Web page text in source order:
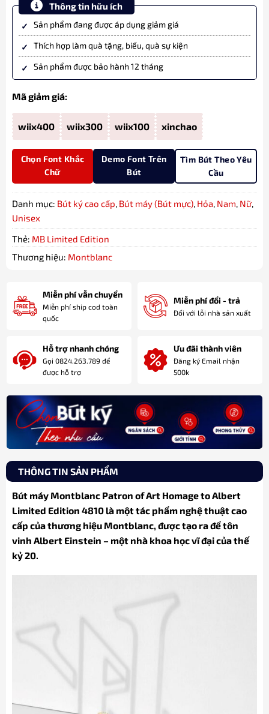
Thông tin hữu ích
Sản phẩm đang được áp dụng giảm giá
Thích hợp làm quà tặng, biếu, quà sự kiện
Sản phẩm được bảo hành 12 tháng
Mã giảm giá:
wiix400 wiix300 wiix100 xinchao
Chọn Font Khắc
Chữ
Demo Font Trên
Bút
Tìm Bút Theo Yêu
Cầu
Danh mục: Bút ký cao cấp, Bút máy (Bút mực), Hỏa, Nam, Nữ,
Unisex
Thẻ: MB Limited Edition
Thương hiệu: Montblanc
Miễn phí vẫn chuyển
Miễn phí ship cod toàn
quốc
Miễn phí đổi - trả
Đối với lỗi nhà sản xuất
Hỗ trợ nhanh chóng
Gọi 0824.263.789 để
được hỗ trợ
Ưu đãi thành viên
Đăng ký Email nhận
500k
THÔNG TIN SẢN PHẨM
Bút máy Montblanc Patron of Art Homage to Albert
Limited Edition 4810 là một tác phẩm nghệ thuật cao
cấp của thương hiệu Montblanc, được tạo ra để tôn
vinh Albert Einstein – một nhà khoa học vĩ đại của thế
kỷ 20.